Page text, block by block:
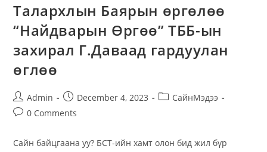
Талархлын Баярын өргөлөө
“Найдварын Өргөө” ТББ-ын
захирал Г.Даваад гардуулан
өглөө
Post
author:
Admin
Post
published:
December 4, 2023
PostСайнМэдээ
Post0 Comments
Сайн байцгаана уу? БСТ-ийн хамт олон бид жил бүр